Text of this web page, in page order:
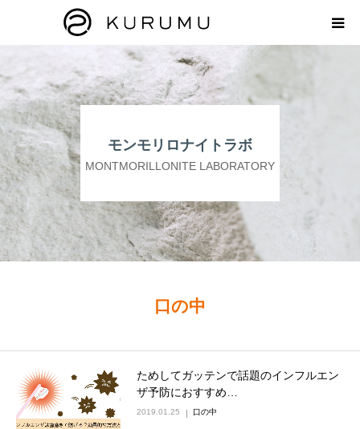
モンモリロナイトラボ
MONTMORILLONITE LABORATORY
口の中
ためしてガッテンで話題のインフルエン
ザ予防におすすめ…
2019.01.25 口の中
HOME
ABOUT
プロダクト
モンモリロナイトラボ
お知らせ